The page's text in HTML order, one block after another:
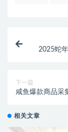
2025蛇
下一篇
咸鱼爆款商品采
相关文章